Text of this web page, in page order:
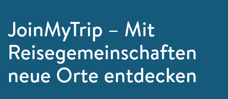
JoinMyTrip – Mit
Reisegemeinschaften
neue Orte entdecken